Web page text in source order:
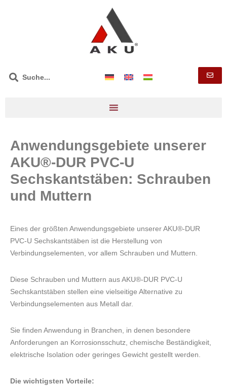
Anwendungsgebiete unserer
AKU®-DUR PVC-U
Sechskantstäben: Schrauben
und Muttern
Eines der größten Anwendungsgebiete unserer AKU®-DUR
PVC-U Sechskantstäben ist die Herstellung von
Verbindungselementen, vor allem Schrauben und Muttern.
Diese Schrauben und Muttern aus AKU®-DUR PVC-U
Sechskantstäben stellen eine vielseitige Alternative zu
Verbindungselementen aus Metall dar.
Sie finden Anwendung in Branchen, in denen besondere
Anforderungen an Korrosionsschutz, chemische Beständigkeit,
elektrische Isolation oder geringes Gewicht gestellt werden.
Die wichtigsten Vorteile: